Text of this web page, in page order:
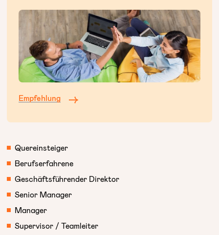
Empfehlung ->
Quereinsteiger
Berufserfahrene
Geschäftsführender Direktor
Senior Manager
Manager
Supervisor / Teamleiter